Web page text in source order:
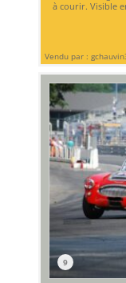
à courir. Visible
Vendu par :
9